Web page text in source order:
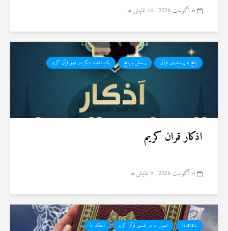
6 آگوست 2026 16 نمایش ها
پاسخ به پرسشهای قرآنی پرسش و پاسخ یک اشتباه دیگر در فهم قرآن کریم
اذکار قران کریم
4 آگوست 2026 9 نمایش ها
GENEL اصول ما در تفسیر قرآن کریم
اعتقاد ما